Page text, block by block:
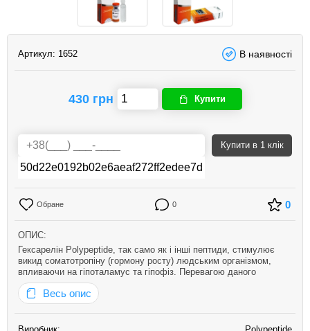
Артикул: 1652 В наявності
430 грн Купити
Купити в 1 клік
Обране 0 0
ОПИС:
Гексарелін Polypeptide, так само як і інші пептиди, стимулює
викид соматотропіну (гормону росту) людським організмом,
впливаючи на гіпоталамус та гіпофіз. Перевагою даного
пептиду є те, що він (на відміну від ендогенного соматотропіну)
не пригнічує функції синтезу гормону росту після закінчення
часу…
Весь опис